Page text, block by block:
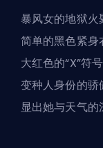
暴风女的地狱火
简单的黑色紧身
大红色的“X”符
变种人身份的骄
显出她与天气的